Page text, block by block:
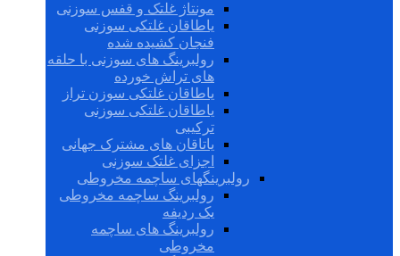
مونتاژ غلتک و قفس سوزنی
یاطاقان غلتکی سوزنی
فنجان کشیده شده
رولبرینگ های سوزنی با حلقه
های تراش خورده
یاطاقان غلتکی سوزن تراز
یاطاقان غلتکی سوزنی
ترکیبی
یاتاقان های مشترک جهانی
اجزای غلتک سوزنی
رولبرینگهای ساچمه مخروطی
رولبرینگ ساچمه مخروطی
یک ردیفه
رولبرینگ های ساچمه
مخروطی